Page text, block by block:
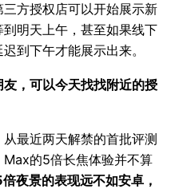
方授权店可以开始展示新
明天上午，甚至如果线下
到下午才能展示出来。
，可以今天找找附近的授
最近两天解禁的首批评测
的5倍长焦体验并不算
夜景的表现远不如安卓，